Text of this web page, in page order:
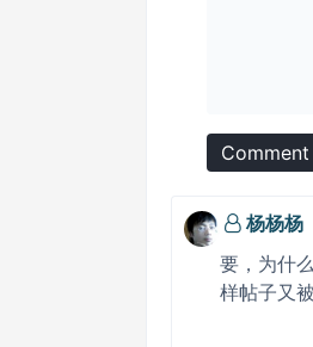
Comment
杨杨杨
要，为什
样帖子又